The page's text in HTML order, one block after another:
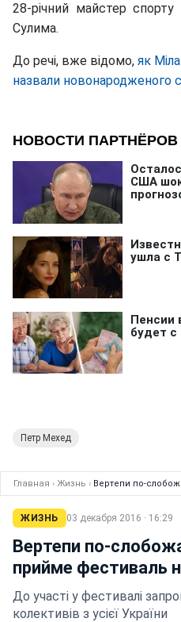
28-річний майстер
Сулима.
До речі, вже відомо, як
назвали новонародженого
Петр Мехед
Главная › Жизнь › Вертепи по-
ЖИЗНЬ 03 декабря 2016 · 16:29
Вертепи по-
прийме фестиваль
До участі у фестивалі
колективів з усієї України